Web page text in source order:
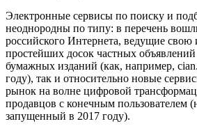
Электронные сервисы по поиску и
неоднородны по типу: в перечень
российского Интернета, ведущие свою
простейших досок частных
бумажных изданий (как, например,
году), так и относительно новые
рынок на волне цифровой
продавцов с конечным пользователем
запущенный в 2017 году).